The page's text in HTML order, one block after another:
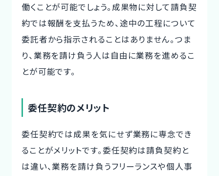
働くことが可能でしょう。成果物に対して請負契
約では報酬を支払うため、途中の工程について
委託者から指示されることはありません。つま
り、業務を請け負う人は自由に業務を進めるこ
とが可能です。
委任契約のメリット
委任契約では成果を気にせず業務に専念でき
ることがメリットです。委任契約は請負契約と
は違い、業務を請け負うフリーランスや個人事